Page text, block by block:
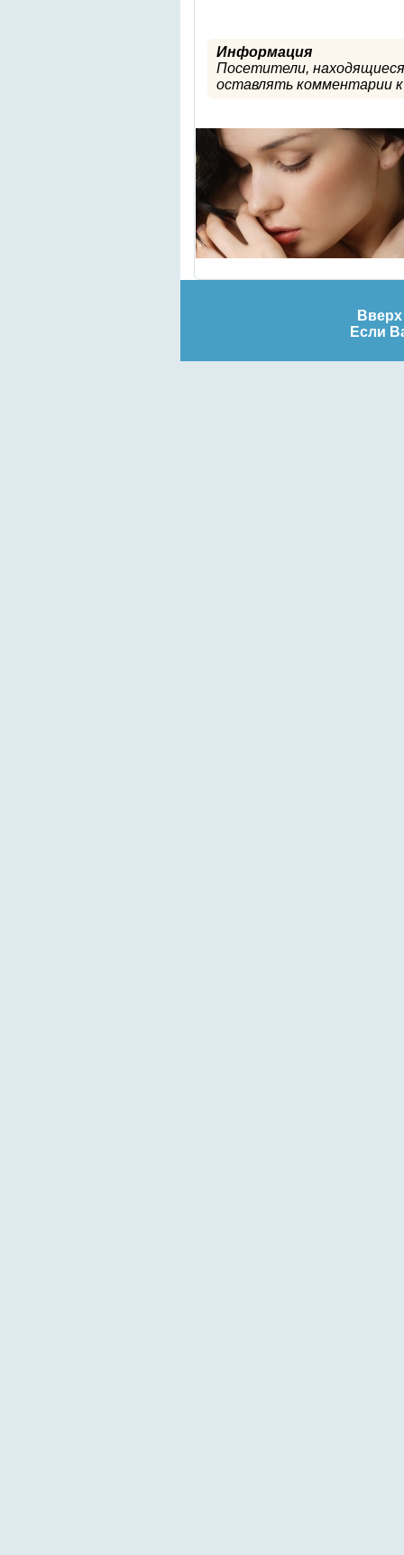
Информация
Посетители,
оставлять комментарии к
Вверх
Если